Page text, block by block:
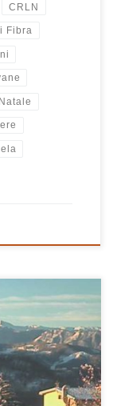
CRLN
Fibra
Natale
Dopo la
una decina
rasserenata e
mattina